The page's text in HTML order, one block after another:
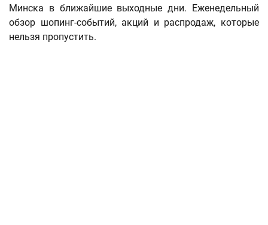
Минска в ближайшие выходные дни. Еженедельный
обзор шопинг-событий, акций и распродаж, которые
нельзя пропустить.